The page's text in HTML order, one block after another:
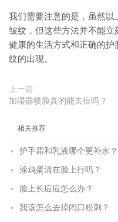
我们需要注意的是，虽然
皱纹，但这些方法并不能
健康的生活方式和正确的
纹的出现。
上一篇
加湿器喷脸真的能去痘吗？
相关推荐
护手霜和乳液哪个更补水？
涂鸡蛋清在脸上行吗？
脸上长痘痘怎么办？
我该怎么去掉闭口粉刺？